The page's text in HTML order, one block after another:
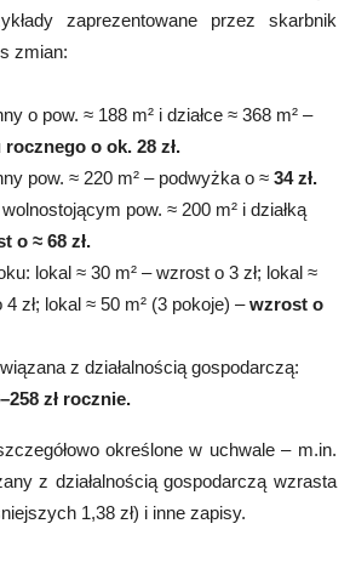
zaprezentowane przez skarbnik
zmian:
o pow. ≈ 188 m² i działce ≈ 368 m² –
o ok. 28 zł.
pow. ≈ 220 m² – podwyżka o ≈34 zł.
pow. ≈ 200 m² i działką
o ≈ 68 zł.
lokal ≈ 30 m² – wzrost o 3 zł; lokal ≈
4 zł; lokal ≈ 50 m² (3 pokoje) –wzrost o
z działalnością gospodarczą:
zł rocznie.
określone w uchwale – m.in.
z działalnością gospodarczą wzrasta
1,38 zł) i inne zapisy.